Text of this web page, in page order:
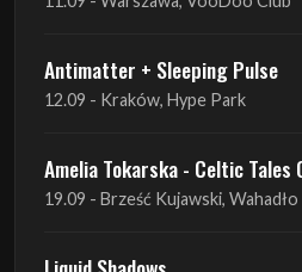
Amelia Tokarska - Celtic Tales
19.09 - Brześć Kujawski, Wahadło
Liquid Shadows
19.09 - Kościan, Kościańskim
Amelia Tokarska - Celtic Tales